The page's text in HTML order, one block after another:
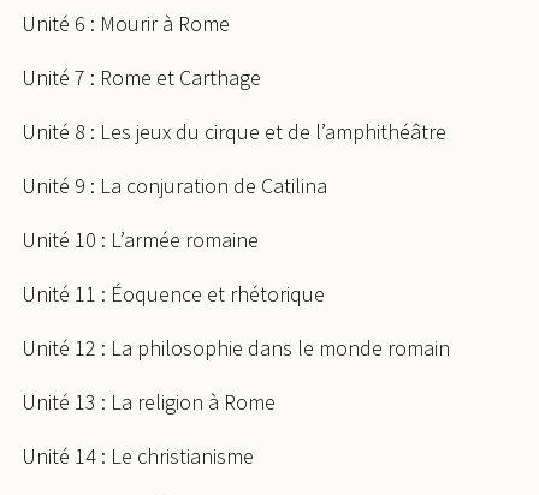
Unité 6 : Mourir à Rome
Unité 7 : Rome et Carthage
Unité 8 : Les jeux du cirque et de l’amphithéâtre
Unité 9 : La conjuration de Catilina
Unité 10 : L’armée romaine
Unité 11 : Éoquence et rhétorique
Unité 12 : La philosophie dans le monde romain
Unité 13 : La religion à Rome
Unité 14 : Le christianisme